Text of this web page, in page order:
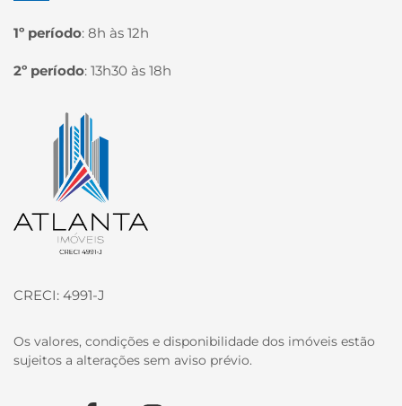
1º período: 8h às 12h
2º período: 13h30 às 18h
Página inicial
CRECI: 4991-J
Os valores, condições e disponibilidade dos imóveis estão
sujeitos a alterações sem aviso prévio.